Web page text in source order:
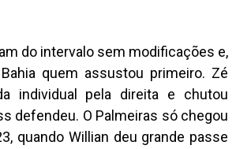
do intervalo sem modificações e,
quem assustou primeiro. Zé
individual pela direita e chutou
defendeu. O Palmeiras só chegou
quando Willian deu grande passe